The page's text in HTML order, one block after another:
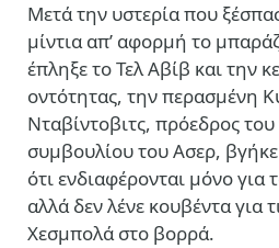
Μετά την υστερία που
μίντια απ’ αφορμή το
έπληξε το Τελ Αβίβ και την
οντότητας, την περασμένη
Νταβίντοβιτς, πρόεδρος
συμβουλίου του Ασερ,
ότι ενδιαφέρονται μόνο για
αλλά δεν λένε κουβέντα για
Χεσμπολά στο βορρά.